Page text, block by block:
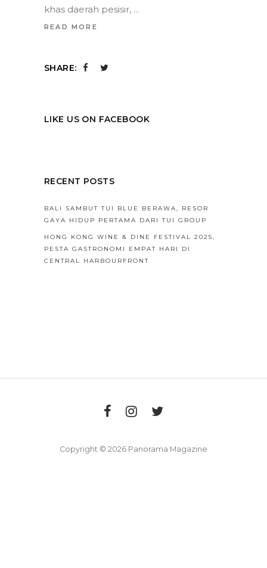
khas daerah pesisir,
READ MORE
SHARE:
LIKE US ON FACEBOOK
RECENT POSTS
BALI SAMBUT TUI BLUE BERAWA, RESOR
GAYA HIDUP PERTAMA DARI TUI GROUP
HONG KONG WINE & DINE FESTIVAL 2025,
PESTA GASTRONOMI EMPAT HARI DI
CENTRAL HARBOURFRONT
Copyright © 2026 Panorama Magazine